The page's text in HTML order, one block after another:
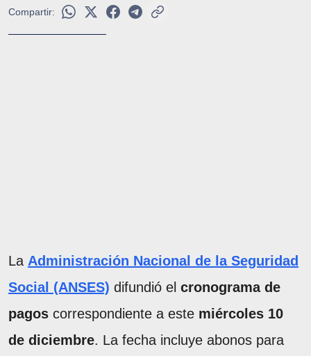
Compartir:
La Administración Nacional de la Seguridad
Social (ANSES) difundió el cronograma de
pagos correspondiente a este miércoles 10
de diciembre. La fecha incluye abonos para